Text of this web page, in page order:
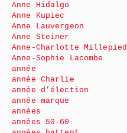
Anne Hidalgo
Anne Kupiec
Anne Lauvergeon
Anne Steiner
Anne-Charlotte Millepied
Anne-Sophie Lacombe
année
année Charlie
année d’élection
année marque
années
années 50-60